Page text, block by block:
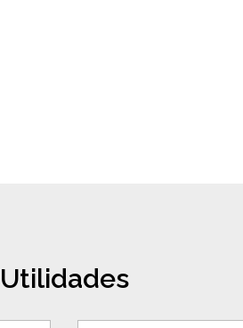
Utilidades